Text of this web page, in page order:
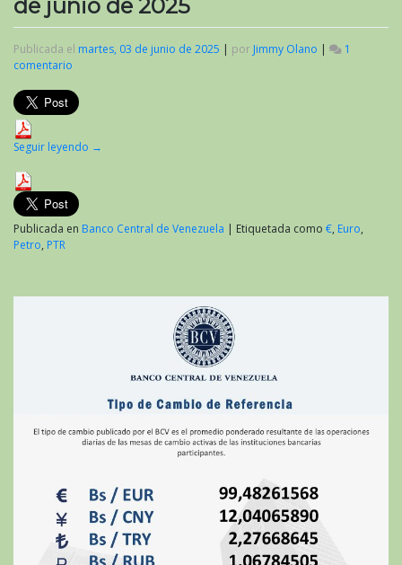
de junio de 2025
Publicada el martes, 03 de junio de 2025 | por Jimmy Olano |
1
comentario
del
criptoactivo
al
junio
de
2025
Seguir leyendo →
Publicada en Banco Central de Venezuela | Etiquetada como €, Euro,
Petro, PTR